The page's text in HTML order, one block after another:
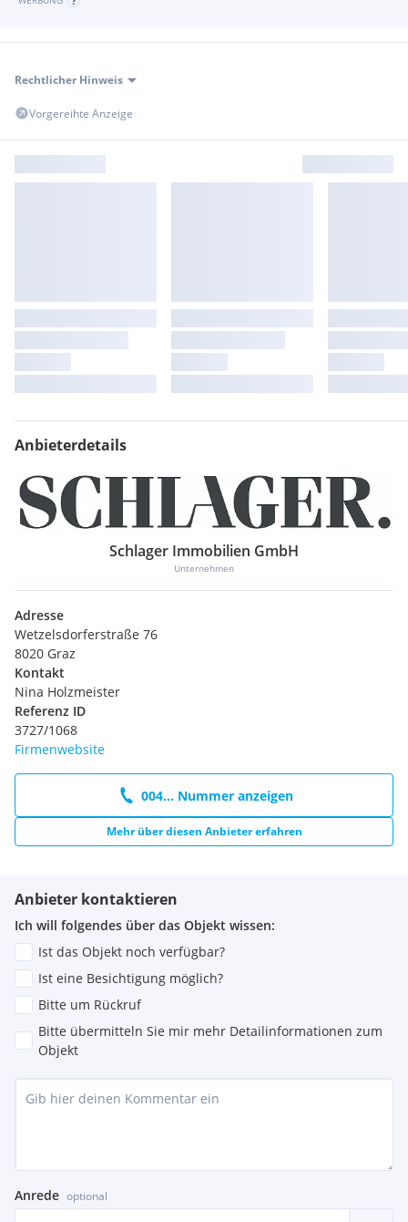
Rechtlicher Hinweis
Vorgereihte Anzeige
Anbieterdetails
Schlager Immobilien GmbH
Unternehmen
Adresse
Wetzelsdorferstraße 76
8020 Graz
Kontakt
Nina Holzmeister
Referenz ID
3727/1068
Firmenwebsite
004... Nummer anzeigen
Mehr über diesen Anbieter erfahren
Anbieter kontaktieren
Ich will folgendes über das Objekt wissen:
Ist das Objekt noch verfügbar?
Ist eine Besichtigung möglich?
Bitte um Rückruf
Bitte übermitteln Sie mir mehr Detailinformationen zum
Objekt
Anrede optional